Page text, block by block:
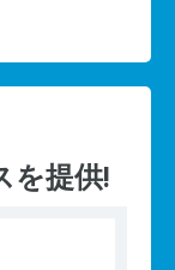
を提供!